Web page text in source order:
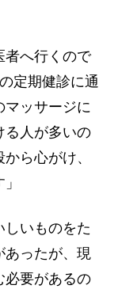
者へ行くので
定期健診に通
マッサージに
る人が多いの
ら心がけ、
いものをた
あったが、現
必要があるの